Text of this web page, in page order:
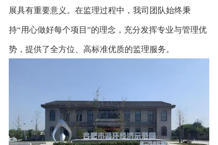
展具有重要意义。在监理过程中，我司团队始终秉
持“用心做好每个项目”的理念，充分发挥专业与管理优
势，提供了全方位、高标准优质的监理服务。